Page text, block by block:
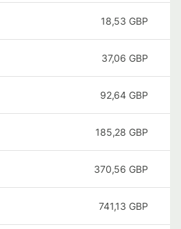
18,53 GBP
37,06 GBP
92,64 GBP
185,28 GBP
370,56 GBP
741,13 GBP